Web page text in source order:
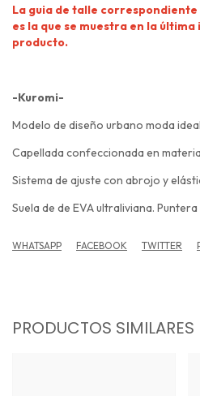
La guia de talle
es la que se muestra en la
producto.
-Kuromi-
Modelo de diseño urbano moda
Capellada confeccionada en
Sistema de ajuste con abrojo y
Suela de de EVA ultraliviana.
WHATSAPP FACEBOOK TWITTER
PRODUCTOS SIMILARES